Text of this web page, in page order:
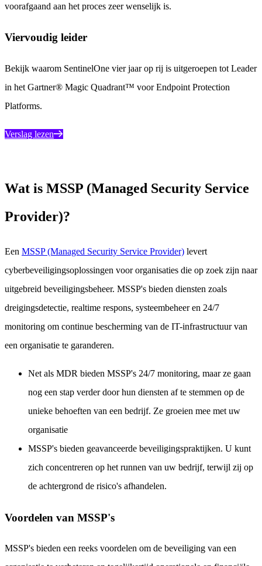
voorafgaand aan het proces zeer wenselijk is.
Viervoudig leider
Bekijk waarom SentinelOne vier jaar op rij is uitgeroepen tot Leader
in het Gartner® Magic Quadrant™ voor Endpoint Protection
Platforms.
Verslag lezen
Wat is MSSP (Managed Security Service
Provider)?
Een MSSP (Managed Security Service Provider) levert
cyberbeveiligingsoplossingen voor organisaties die op zoek zijn naar
uitgebreid beveiligingsbeheer. MSSP's bieden diensten zoals
dreigingsdetectie, realtime respons, systeembeheer en 24/7
monitoring om continue bescherming van de IT-infrastructuur van
een organisatie te garanderen.
Net als MDR bieden MSSP's 24/7 monitoring, maar ze gaan
nog een stap verder door hun diensten af te stemmen op de
unieke behoeften van een bedrijf. Ze groeien mee met uw
organisatie
MSSP's bieden geavanceerde beveiligingspraktijken. U kunt
zich concentreren op het runnen van uw bedrijf, terwijl zij op
de achtergrond de risico's afhandelen.
Voordelen van MSSP's
MSSP's bieden een reeks voordelen om de beveiliging van een